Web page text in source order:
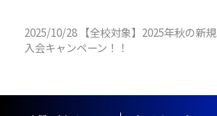
クロバットクラス ※小学生以上
対象開講日（開講時間）：日曜日
2025/10/28 【全校対象】2025年秋の新規
入会キャンペーン！！